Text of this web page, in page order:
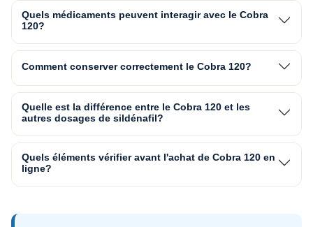
Quels médicaments peuvent interagir avec le Cobra
120?
Comment conserver correctement le Cobra 120?
Quelle est la différence entre le Cobra 120 et les
autres dosages de sildénafil?
Quels éléments vérifier avant l'achat de Cobra 120 en
ligne?